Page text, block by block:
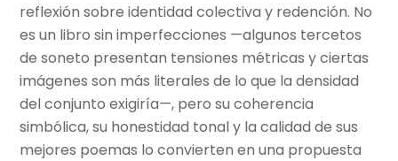
reflexión sobre identidad colectiva y redención. No
es un libro sin imperfecciones —algunos tercetos
de soneto presentan tensiones métricas y ciertas
imágenes son más literales de lo que la densidad
del conjunto exigiría—, pero su coherencia
simbólica, su honestidad tonal y la calidad de sus
mejores poemas lo convierten en una propuesta